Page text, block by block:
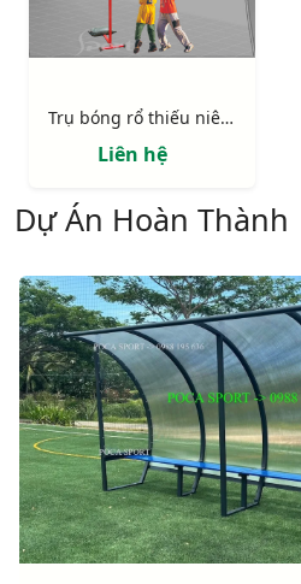
Trụ bóng rổ thiếu niên 801810 (BS810)
Liên hệ
Dự Án Hoàn Thành